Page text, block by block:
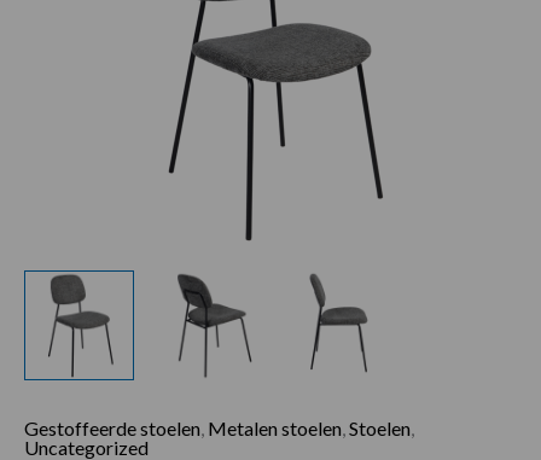
Gestoffeerde stoelen Metalen stoelen Stoelen
Uncategorized
Sebas